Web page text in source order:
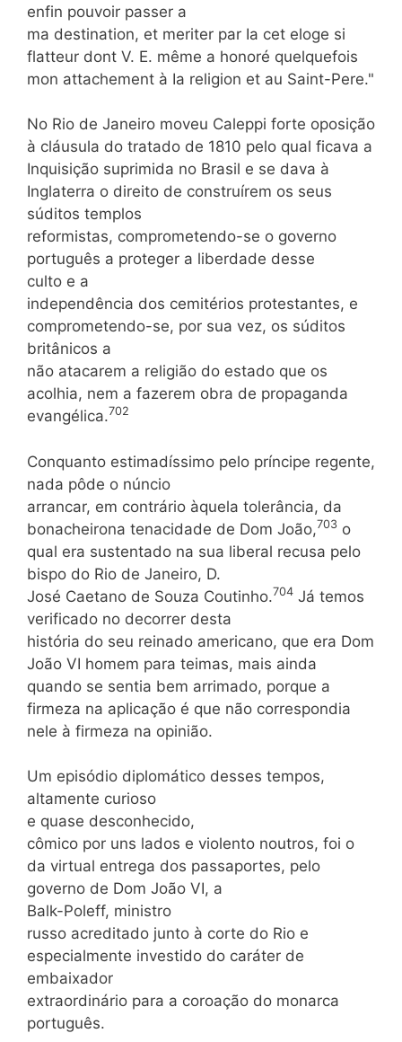
enfin pouvoir passer a
ma destination, et meriter par Ia cet eloge si
flatteur dont V. E. même a honoré quelquefois
mon attachement à Ia religion et au Saint-Pere."
No Rio de Janeiro moveu Caleppi forte oposição
à cláusula do tratado de 1810 pelo qual ficava a
Inquisição suprimida no Brasil e se dava à
Inglaterra o direito de construírem os seus
súditos templos
reformistas, comprometendo-se o governo
português a proteger a liberdade desse
culto e a
independência dos cemitérios protestantes, e
comprometendo-se, por sua vez, os súditos
britânicos a
não atacarem a religião do estado que os
acolhia, nem a fazerem obra de propaganda
evangélica.702
Conquanto estimadíssimo pelo príncipe regente,
nada pôde o núncio
arrancar, em contrário àquela tolerância, da
bonacheirona tenacidade de Dom João,703 o
qual era sustentado na sua liberal recusa pelo
bispo do Rio de Janeiro, D.
José Caetano de Souza Coutinho.704 Já temos
verificado no decorrer desta
história do seu reinado americano, que era Dom
João VI homem para teimas, mais ainda
quando se sentia bem arrimado, porque a
firmeza na aplicação é que não correspondia
nele à firmeza na opinião.
Um episódio diplomático desses tempos,
altamente curioso
e quase desconhecido,
cômico por uns lados e violento noutros, foi o
da virtual entrega dos passaportes, pelo
governo de Dom João VI, a
Balk-Poleff, ministro
russo acreditado junto à corte do Rio e
especialmente investido do caráter de
embaixador
extraordinário para a coroação do monarca
português.